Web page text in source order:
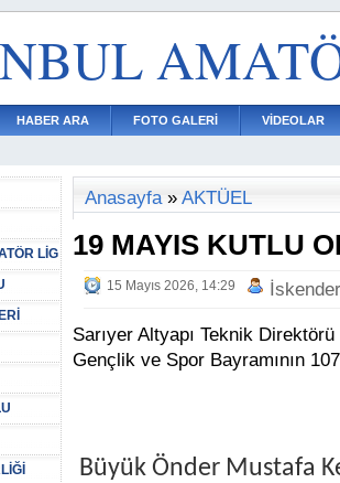
HABER ARA FOTO GALERİ VİDEOLAR
LİG
Anasayfa» AKTÜEL
19 MAYIS KUTLU
15 Mayıs 2026, 14:29
Sarıyer Altyapı Teknik
Gençlik ve Spor Bayramının
Büyük Önder Mustafa